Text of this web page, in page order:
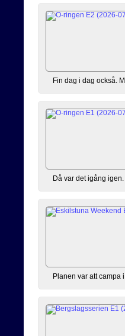
Fin dag i dag också.
Då var det igång
Planen var att campa